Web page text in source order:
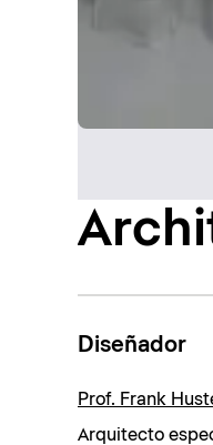
Diseñador
Prof. Frank
Arquitecto